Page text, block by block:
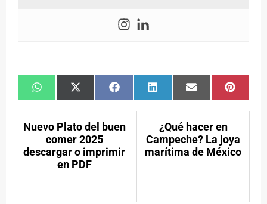
Compartir
en
Compartir
en
(Twitter)
Compartir
en
Facebook
Compartir
en
Compartir
en en
Nuevo Plato del buen
comer 2025
descargar o imprimir
en PDF
¿Qué hacer en
Campeche? La joya
marítima de México